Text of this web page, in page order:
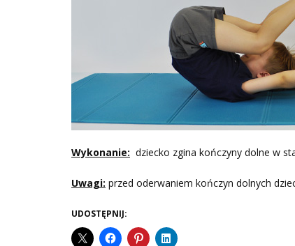
Wykonanie: dziecko zgina kończyny dolne w
Uwagi: przed oderwaniem kończyn dolnych
UDOSTĘPNIJ: